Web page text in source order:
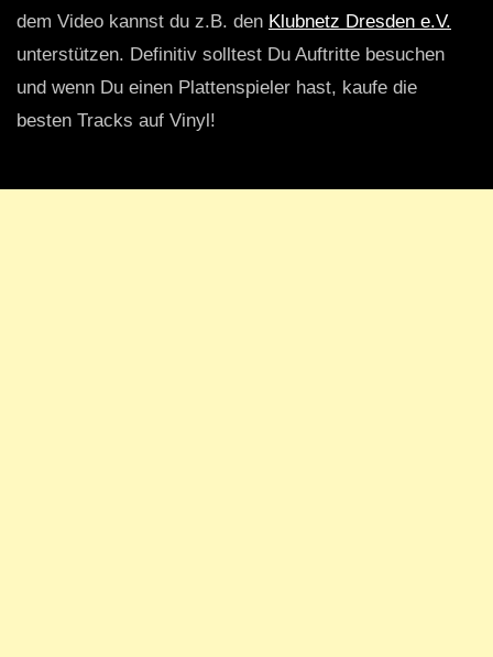
dem Video kannst du z.B. den Klubnetz Dresden e.V.
unterstützen. Definitiv solltest Du Auftritte besuchen
und wenn Du einen Plattenspieler hast, kaufe die
besten Tracks auf Vinyl!